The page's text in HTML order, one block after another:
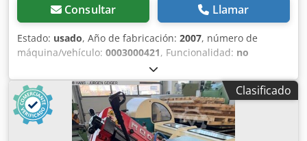
Consultar Llamar
Estado: usado, Año de fabricación: 2007, número de
máquina/vehículo: 0003000421, Funcionalidad: no
, SIERRA DE CINTA AUTOMÁTICA Cedpfjy Ndnwsx
Ap Ijrf
Clasificado